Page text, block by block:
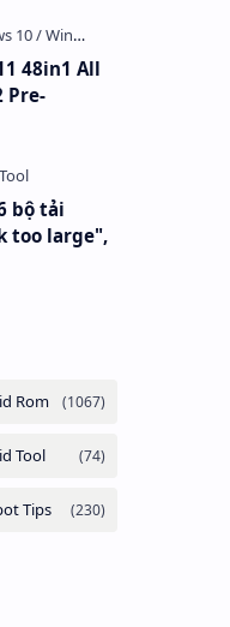
48in1 All
Pre-
bộ tải
too large",